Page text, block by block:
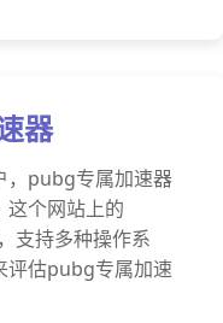
器
，pubg专属加速器
这个网站上的
支持多种操作系
评估pubg专属加速